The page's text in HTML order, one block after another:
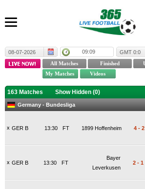
08-07-2026 09:10 GMT 0:0
163 Matches Show Hidden (0)
Germany - Bundesliga
x GER B FT
13:30 1899 Hoffenheim 4 - 2
x GER B FT
13:30
Bayer
Leverkusen
2 - 1